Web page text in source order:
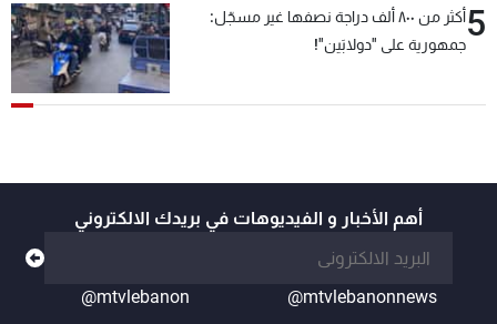
5
أكثر من ٨٠٠ ألف دراجة نصفها غير مسجّل:
جمهورية على "دولابَين"!
أهم الأخبار و الفيديوهات في بريدك الالكتروني
@mtvlebanonnews
@mtvlebanon